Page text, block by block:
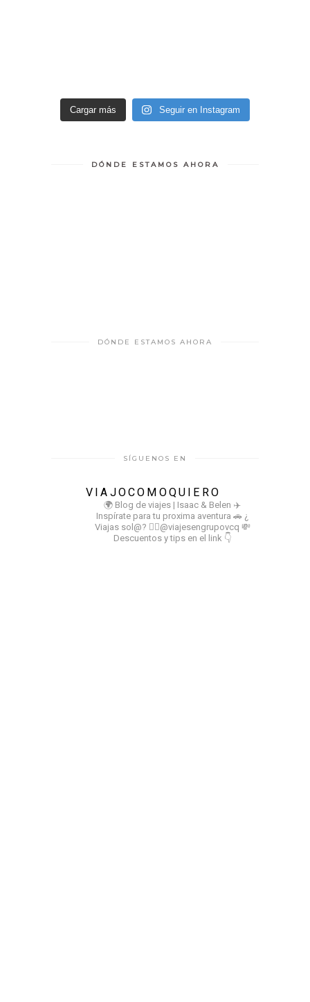
Cargar más Seguir en Instagram
DÓNDE ESTAMOS AHORA
DÓNDE ESTAMOS AHORA
SÍGUENOS EN
VIAJOCOMOQUIERO
🌍 Blog de viajes | Isaac & Belen ✈️
Inspírate para tu proxima aventura 🚗 ¿
Viajas sol@? 👉🏻@viajesengrupovcq 💸
Descuentos y tips en el link 👇